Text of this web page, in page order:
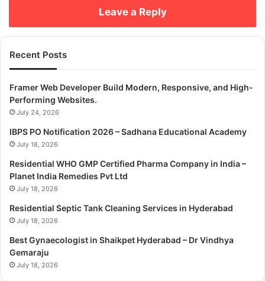
Bangladesh can be an ideal place for
বন্দুকের মুখে মুসলিম নাগরিকদের অবৈধভাবে বাংলাদেশে ফেরত
পাঠাচ্ছে ভারত, দাবি মানবাধিকার সংগঠনগুলোর
Leave a Reply
Recent Posts
Framer Web Developer Build Modern, Responsive, and High-
Performing Websites.
July 24, 2026
IBPS PO Notification 2026 – Sadhana Educational Academy
July 18, 2026
Residential WHO GMP Certified Pharma Company in India –
Planet India Remedies Pvt Ltd
July 18, 2026
Residential Septic Tank Cleaning Services in Hyderabad
July 18, 2026
Best Gynaecologist in Shaikpet Hyderabad – Dr Vindhya
Gemaraju
July 18, 2026